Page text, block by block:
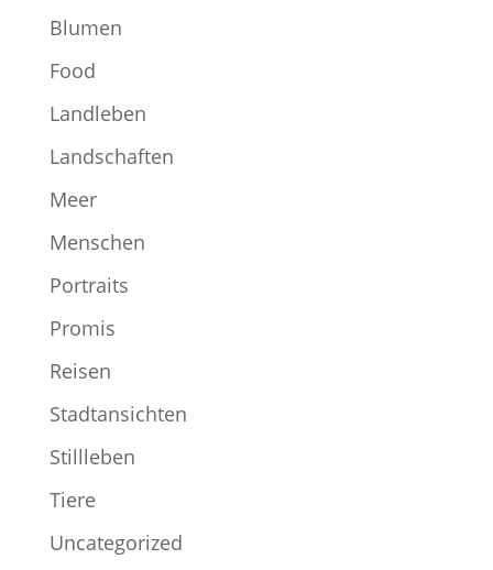
Blumen
Food
Landleben
Landschaften
Meer
Menschen
Portraits
Promis
Reisen
Stadtansichten
Stillleben
Tiere
Uncategorized